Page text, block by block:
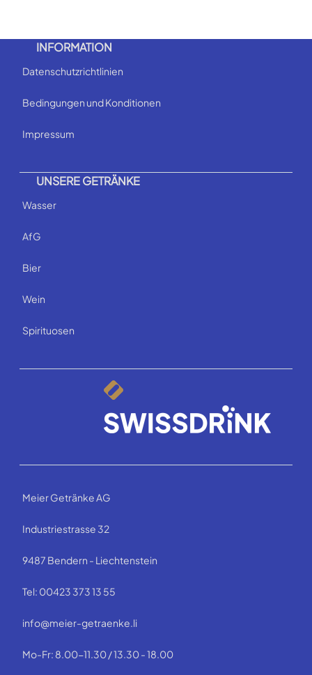
INFORMATION
Datenschutzrichtlinien
Bedingungen und Konditionen
Impressum
UNSERE GETRÄNKE
Wasser
AfG
Bier
Wein
Spirituosen
Meier Getränke AG
Industriestrasse 32
9487 Bendern - Liechtenstein
Tel: 00423 373 13 55
info@meier-getraenke.li
Mo-Fr: 8.00-11.30 / 13.30 - 18.00